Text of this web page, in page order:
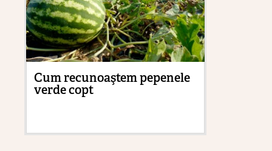
Cum recunoaştem pepenele
verde copt